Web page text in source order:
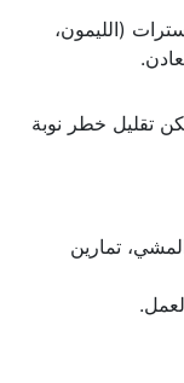
(الليمون،
تقليل خطر نوبة
تمارين